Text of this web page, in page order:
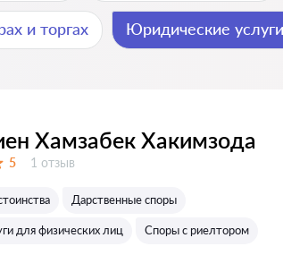
и торгах Юридические
Хамзабек Хакимзода
5 Отзывов:
1 отзыв
Дарственные споры
для физических лиц Споры с риелтором